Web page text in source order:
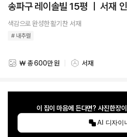
송파구 레이솔빌 15평 ㅣ 서재
색감으로 완성한 활기찬 서재
# 내추럴
스타일링 비용
₩ 총 600만 원 스타일링 공간
서재
이 집이 마음에 든다면? 사진한장
AI 디자이